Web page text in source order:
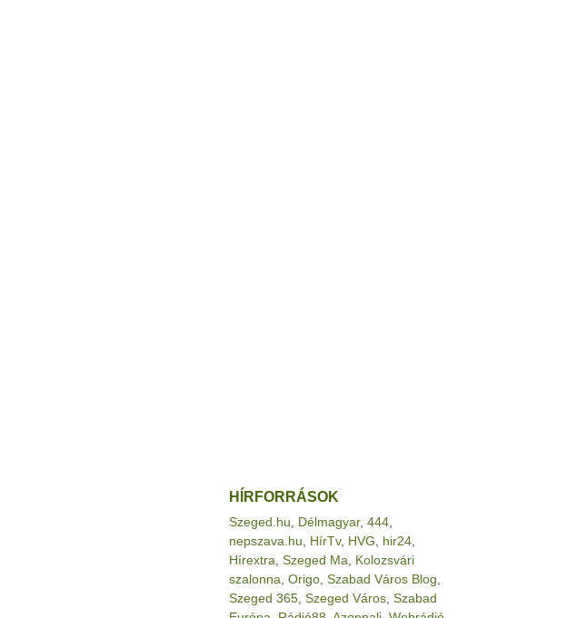
HÍRFORRÁSOK
Szeged.hu Délmagyar, 444
nepszava.hu
HírTv, HVG hir24
Hírextra Szeged Ma
Kolozsvári
szalonna Origo Szabad Város Blog
Szeged 365 Szeged Város Szabad